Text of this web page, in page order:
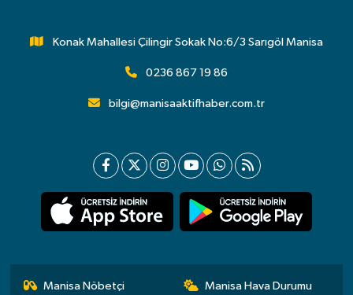
Konak Mahallesi Çilingir Sokak No:6/3 Sarıgöl Manisa
0236 867 19 86
bilgi@manisaaktifhaber.com.tr
Manisa Nöbetçi
Manisa Hava Durumu